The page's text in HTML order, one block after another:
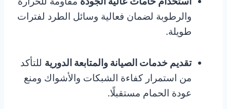
والرطوبة لضمان فعالية وسائل الطرد لفترات
طويلة.
تقديم خدمات الصيانة والمتابعة الدورية للتأكد
من استمرار كفاءة الشبكات والأشواك ومنع
عودة الحمام مستقبلًا.